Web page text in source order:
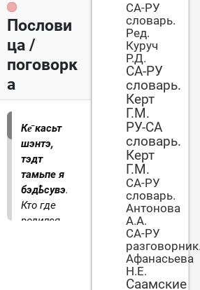
Послови
ца /
поговорк
а
Ке̄ касьт
шэнтэ,
тэдт
тамьпе я
бэдҍсувэ.
Кто где
родился,
СА-РУ
словарь.
Ред.
Куруч
Р.Д.
СА-РУ
словарь.
Керт
Г.М.
РУ-СА
словарь.
Керт
Г.М.
СА-РУ
словарь.
Антонова
А.А.
СА-РУ
Афанасьева
Н.Е.
Саамские